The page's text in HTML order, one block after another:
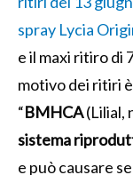
spray Lycia
e il maxi ritiro di
motivo dei ritiri
“BMHCA(Lilial,
sistema
e può causare